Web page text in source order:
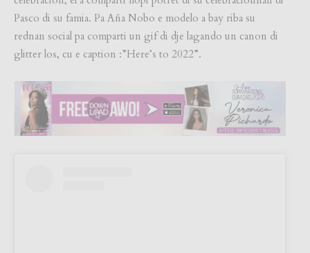
Pasco di su famia. Pa Aña Nobo e modelo a bay riba su
rednan social pa comparti un gif di dje lagando un canon di
glitter los, cu e caption :”Here’s to 2022”.